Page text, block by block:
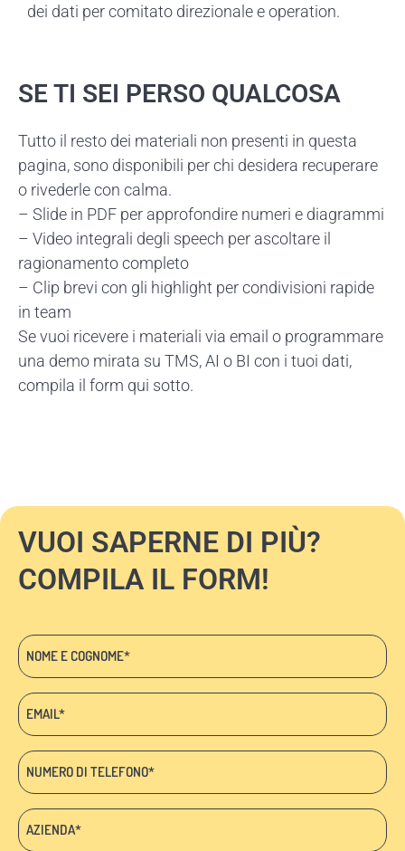
dei dati per comitato direzionale e operation.
SE TI SEI PERSO QUALCOSA
Tutto il resto dei materiali non presenti in questa
pagina, sono disponibili per chi desidera recuperare
o rivederle con calma.
– Slide in PDF per approfondire numeri e diagrammi
– Video integrali degli speech per ascoltare il
ragionamento completo
– Clip brevi con gli highlight per condivisioni rapide
in team
Se vuoi ricevere i materiali via email o programmare
una demo mirata su TMS, AI o BI con i tuoi dati,
compila il form qui sotto.
VUOI SAPERNE DI PIÙ?
COMPILA IL FORM!
Nome
e
cognome
Email:
*
Telefono
*
Azienda:
*